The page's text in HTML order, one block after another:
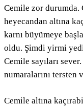
Cemile zor durumda.
heyecandan altına
karnı büyümeye
oldu. Şimdi yirmi
Cemile sayıları
numaralarını tersten
Cemile altına